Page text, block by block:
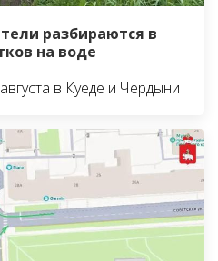
разбираются в
на воде
в Куеде и Чердыни